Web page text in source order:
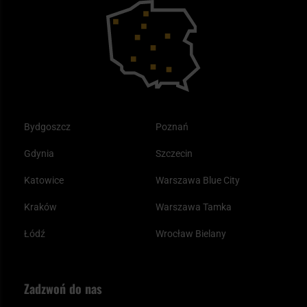
Bydgoszcz
Gdynia
Katowice
Kraków
Łódź
Poznań
Szczecin
Warszawa Blue City
Warszawa Tamka
Wrocław Bielany
Plecak ewakuacyjny preppersa
Zadzwoń do nas